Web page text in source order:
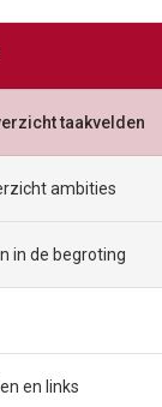
taakvelden
ambities
in de begroting
en links